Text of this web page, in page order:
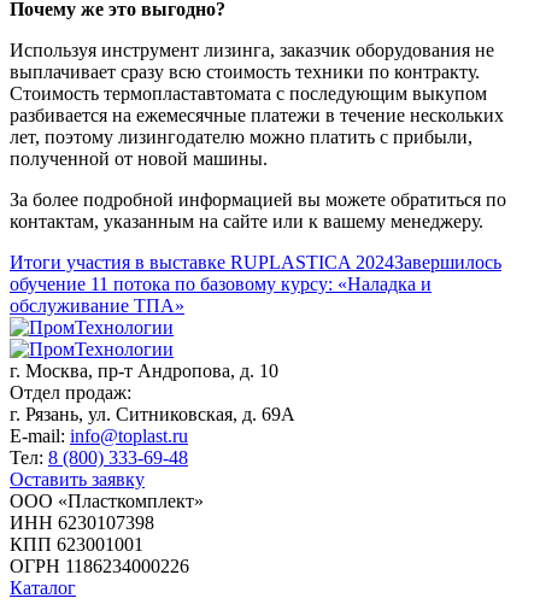
Почему же это выгодно?
Используя инструмент лизинга, заказчик оборудования не
выплачивает сразу всю стоимость техники по контракту.
Стоимость термопластавтомата с последующим выкупом
разбивается на ежемесячные платежи в течение нескольких
лет, поэтому лизингодателю можно платить с прибыли,
полученной от новой машины.
За более подробной информацией вы можете обратиться по
контактам, указанным на сайте или к вашему менеджеру.
Итоги участия в выставке RUPLASTICA 2024Завершилось
обучение 11 потока по базовому курсу: «Наладка и
обслуживание ТПА»
г. Москва, пр-т Андропова, д. 10
Отдел продаж:
г. Рязань, ул. Ситниковская, д. 69А
E-mail: info@toplast.ru
Тел: 8 (800) 333-69-48
Оставить заявку
ООО «Пласткомплект»
ИНН 6230107398
КПП 623001001
ОГРН 1186234000226
Каталог